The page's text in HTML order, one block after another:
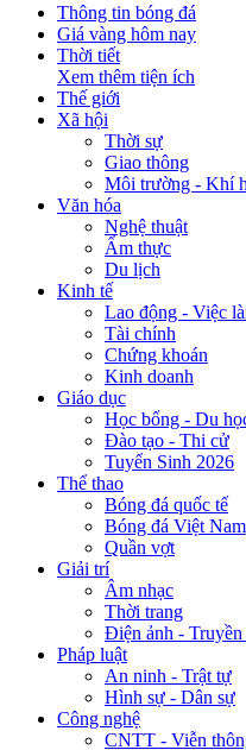
Thông tin bóng đá
Giá vàng hôm nay
Thời tiết
Xem thêm tiện ích
Thế giới
Xã hội
Thời sự
Giao thông
Môi trường - Khí
Văn hóa
Nghệ thuật
Ẩm thực
Du lịch
Kinh tế
Lao động - Việc
Tài chính
Chứng khoán
Kinh doanh
Giáo dục
Học bổng - Du
Đào tạo - Thi cử
Tuyển Sinh 2026
Thể thao
Bóng đá quốc tế
Bóng đá Việt Nam
Quần vợt
Giải trí
Âm nhạc
Thời trang
Điện ảnh - Truyền
Pháp luật
An ninh - Trật tự
Hình sự - Dân sự
Công nghệ
CNTT - Viễn